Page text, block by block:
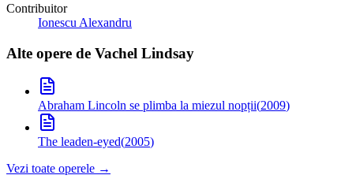
Contribuitor
Ionescu Alexandru
Alte opere de Vachel Lindsay
Abraham Lincoln se plimba la miezul nopții(2009)
The leaden-eyed(2005)
Vezi toate operele →